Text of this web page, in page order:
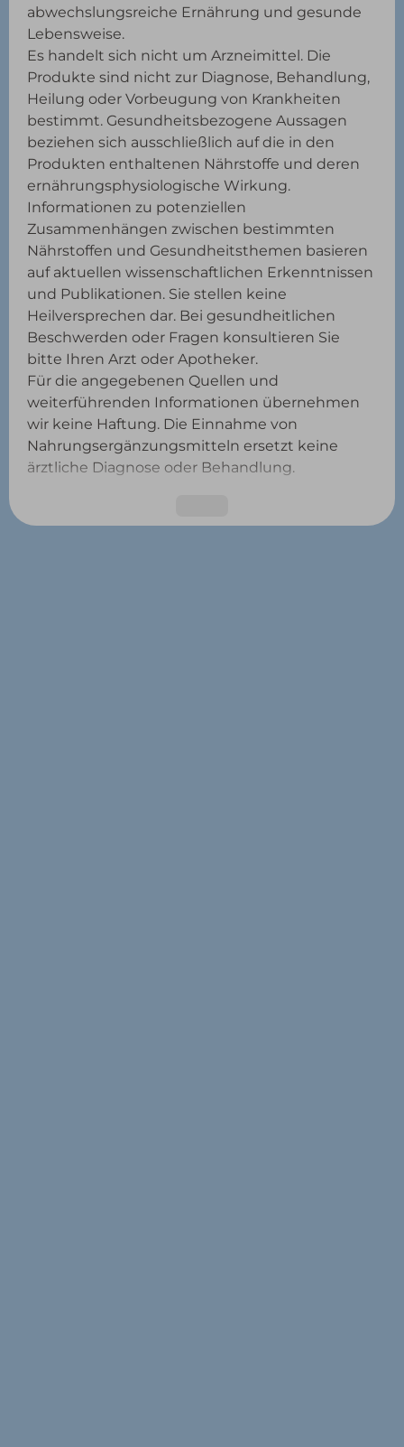
abwechslungsreiche Ernährung und gesunde
Lebensweise.
Es handelt sich nicht um Arzneimittel. Die
Produkte sind nicht zur Diagnose, Behandlung,
Heilung oder Vorbeugung von Krankheiten
bestimmt. Gesundheitsbezogene Aussagen
beziehen sich ausschließlich auf die in den
Produkten enthaltenen Nährstoffe und deren
ernährungsphysiologische Wirkung.
Informationen zu potenziellen
Zusammenhängen zwischen bestimmten
Nährstoffen und Gesundheitsthemen basieren
auf aktuellen wissenschaftlichen Erkenntnissen
und Publikationen. Sie stellen keine
Heilversprechen dar. Bei gesundheitlichen
Beschwerden oder Fragen konsultieren Sie
bitte Ihren Arzt oder Apotheker.
Für die angegebenen Quellen und
weiterführenden Informationen übernehmen
wir keine Haftung. Die Einnahme von
Nahrungsergänzungsmitteln ersetzt keine
ärztliche Diagnose oder Behandlung.